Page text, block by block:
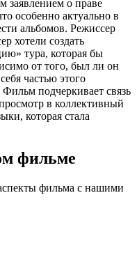
заявлением о праве
особенно актуально в
альбомов. Режиссер
хотели создать
тура, которая бы
от того, был ли он
частью этого
подчеркивает связь
в коллективный
которая стала
фильме
фильма с нашими